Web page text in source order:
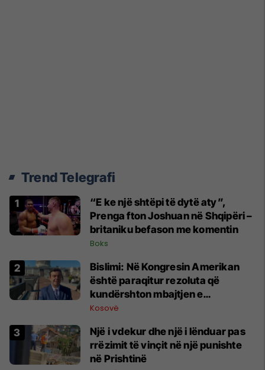
Trend Telegrafi
“E ke një shtëpi të dytë aty”,
Prenga fton Joshuan në Shqipëri –
britaniku befason me komentin
Boks
Bislimi: Në Kongresin Amerikan
është paraqitur rezoluta që
kundërshton mbajtjen e
Asamblesë Parlamentare të
Kosovë
Një i vdekur dhe një i lënduar pas
rrëzimit të vinçit në një punishte
në Prishtinë